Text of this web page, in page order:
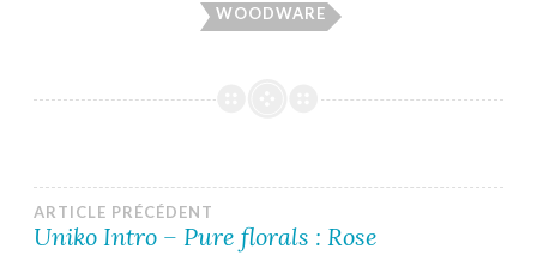
WOODWARE
Navigation
ARTICLE PRÉCÉDENT
Uniko Intro – Pure florals : Rose